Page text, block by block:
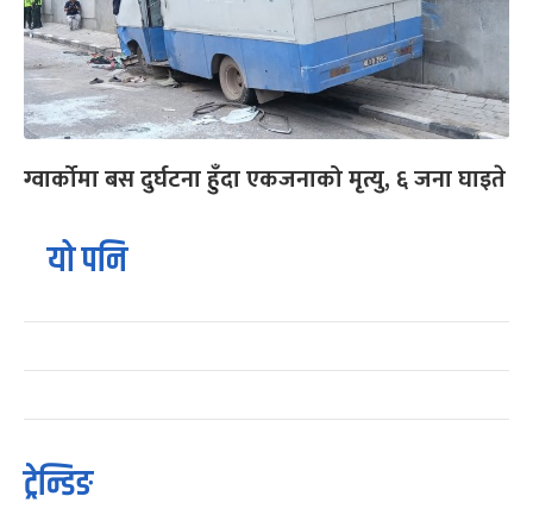
ग्वार्कोमा बस दुर्घटना हुँदा एकजनाको मृत्यु, ६ जना घाइते
यो पनि
ट्रेन्डिङ